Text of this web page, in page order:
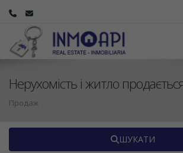
Нерухомість і житло
Продаж
ШУКАТИ